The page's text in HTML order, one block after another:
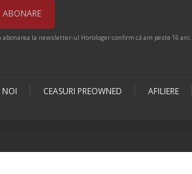
abonarea la newsletter-ul Horologer confirm că am peste 16 ani.
NOI CEASURI PREOWNED AFILIERE